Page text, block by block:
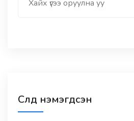
Сүүлд нэмэгдсэн